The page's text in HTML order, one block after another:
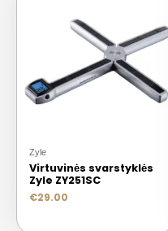
Zyle
Virtuvinės svarstyklės
Zyle ZY251SC
€29.00